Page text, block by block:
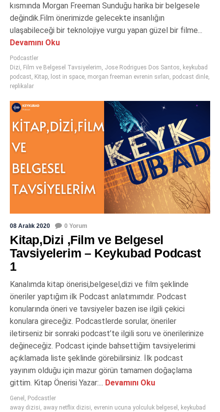
kısmında Morgan Freeman Sunduğu harika bir belgesele
değindik.Film önerimizde gelecekte insanlığın
ulaşabileceği bir teknolojiye vurgu yapan güzel bir filme...
Devamını Oku
Podcastler
Dizi, Film ve Belgesel Tavsiyelerim, Jose Rodrigues Dos Santos, keykubad
podcast, Kitap, lost in space, morgan freeman evrenin sırları, podcast dinle,
replikalar
08 Aralık 2020 0 Yorum
Kitap,Dizi ,Film ve Belgesel
Tavsiyelerim – Keykubad Podcast
1
Kanalımda kitap önerisi,belgesel,dizi ve film şeklinde
öneriler yaptığım ilk Podcast anlatımımdır. Podcast
konularında öneri ve tavsiyeler bazen ise ilgili çekici
konulara gireceğiz. Podcastlerde sorular, öneriler
iletirseniz bir sonraki podcast’te ilgili soru ve önerilerinize
değineceğiz. Podcast içinde bahsettiğim tavsiyelerimi
açıklamada liste şeklinde görebilirsiniz. İlk podcast
yayınım olduğu için mazur görün tamamen doğaçlama
gittim. Kitap Önerisi Yazar:... Devamını Oku
Genel , Podcastler
away dizisi, away netflix dizisi, evrenin ucuna yolculuk belgesel , keykubad